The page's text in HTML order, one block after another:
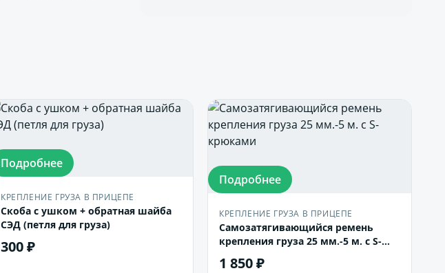
Подробнее
КРЕПЛЕНИЕ ГРУЗА В ПРИЦЕПЕ
Скоба с ушком + обратная шайба
СЭД (петля для груза)
300 ₽
Подробнее
КРЕПЛЕНИЕ ГРУЗА В ПРИЦЕПЕ
Самозатягивающийся ремень
крепления груза 25 мм.-5 м. с S-
1 850 ₽